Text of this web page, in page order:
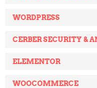
WORDPRESS
CERBER SECURITY &
ELEMENTOR
WOOCOMMERCE